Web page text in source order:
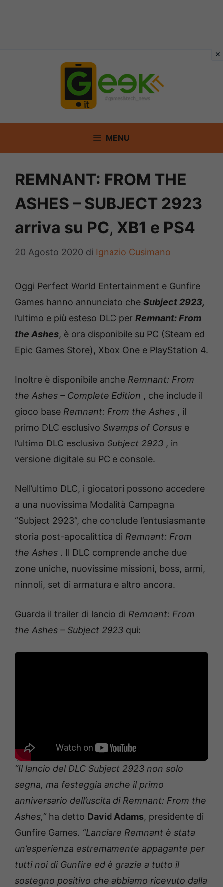
MENU
REMNANT: FROM THE
ASHES – SUBJECT 2923
arriva su PC, XB1 e PS4
20 Agosto 2020 di Ignazio Cusimano
Oggi Perfect World Entertainment e Gunfire
Games hanno annunciato che Subject 2923,
l’ultimo e più esteso DLC per Remnant: From
the Ashes, è ora disponibile su PC (Steam ed
Epic Games Store), Xbox One e PlayStation 4.
Inoltre è disponibile anche Remnant: From
the Ashes – Complete Edition , che include il
gioco base Remnant: From the Ashes , il
primo DLC esclusivo Swamps of Corsus e
l’ultimo DLC esclusivo Subject 2923 , in
versione digitale su PC e console.
Nell’ultimo DLC, i giocatori possono accedere
a una nuovissima Modalità Campagna
“Subject 2923”, che conclude l’entusiasmante
storia post-apocalittica di Remnant: From
the Ashes . Il DLC comprende anche due
zone uniche, nuovissime missioni, boss, armi,
ninnoli, set di armatura e altro ancora.
Guarda il trailer di lancio di Remnant: From
the Ashes – Subject 2923 qui:
“Il lancio del DLC Subject 2923 non solo
segna, ma festeggia anche il primo
anniversario dell’uscita di Remnant: From the
Ashes,” ha detto David Adams, presidente di
Gunfire Games. “Lanciare Remnant è stata
un’esperienza estremamente appagante per
tutti noi di Gunfire ed è grazie a tutto il
sostegno positivo che abbiamo ricevuto dalla